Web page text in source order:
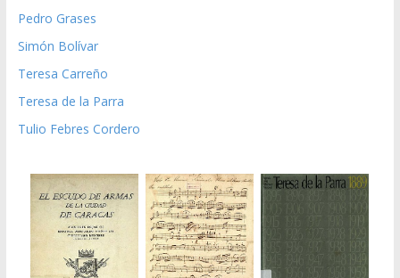
Pedro Grases
Simón Bolívar
Teresa Carreño
Teresa de la Parra
Tulio Febres Cordero